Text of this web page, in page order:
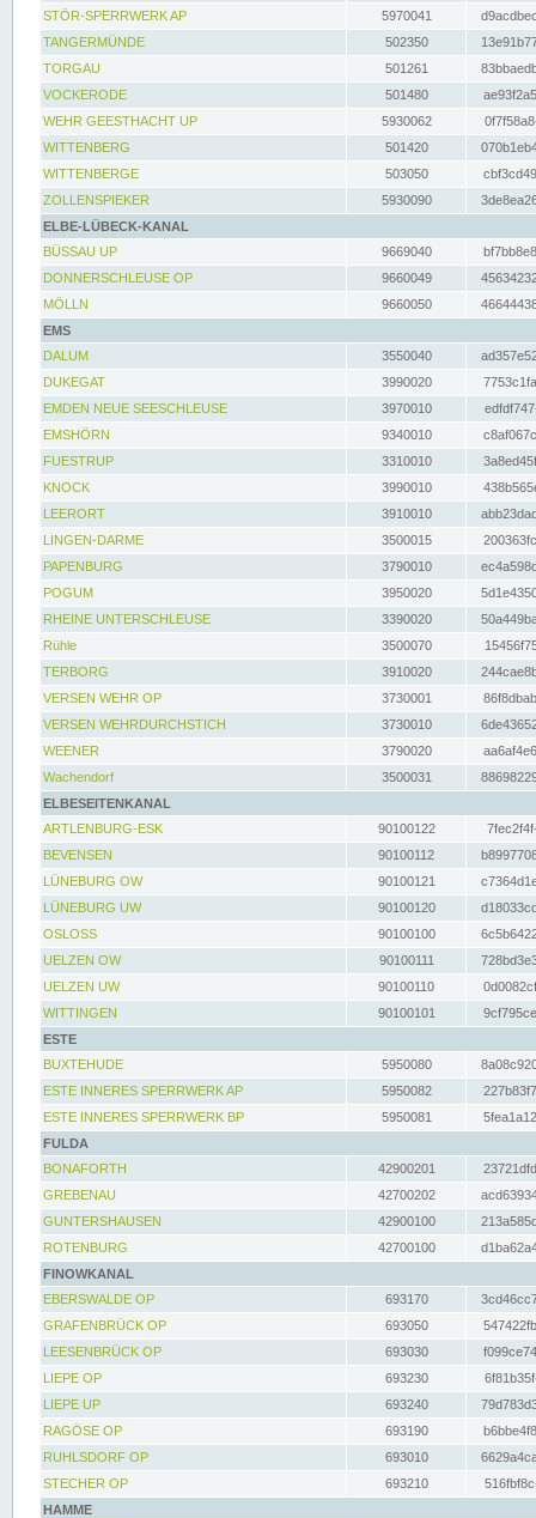
STÖR-SPERRWERK AP 5970041
TANGERMÜNDE
502350
TORGAU
501261
VOCKERODE
501480
WEHR GEESTHACHT UP
5930062
WITTENBERG
501420
WITTENBERGE
503050
ZOLLENSPIEKER
5930090
ELBE-LÜBECK-KANAL
BÜSSAU UP
9669040
DONNERSCHLEUSE OP
9660049
MÖLLN
9660050
EMS
DALUM
3550040
DUKEGAT
3990020
EMDEN NEUE SEESCHLEUSE
3970010
EMSHÖRN
9340010
FUESTRUP
3310010
KNOCK
3990010
LEERORT
3910010
LINGEN-DARME
3500015
PAPENBURG
3790010
POGUM
3950020
RHEINE UNTERSCHLEUSE
3390020
Rühle
3500070
TERBORG
3910020
VERSEN WEHR OP
3730001
VERSEN WEHRDURCHSTICH
3730010
WEENER
3790020
Wachendorf
3500031
ELBESEITENKANAL
ARTLENBURG-ESK
90100122
BEVENSEN
90100112
LÜNEBURG OW
90100121
LÜNEBURG UW
90100120
OSLOSS
90100100
UELZEN OW
90100111
UELZEN UW
90100110
WITTINGEN
90100101
ESTE
BUXTEHUDE
5950080
ESTE INNERES SPERRWERK AP
5950082
ESTE INNERES SPERRWERK BP
5950081
FULDA
BONAFORTH
42900201
GREBENAU
42700202
GUNTERSHAUSEN
42900100
ROTENBURG
42700100
FINOWKANAL
EBERSWALDE OP
693170
GRAFENBRÜCK OP
693050
LEESENBRÜCK OP
693030
LIEPE OP
693230
LIEPE UP
693240
RAGÖSE OP
693190
RUHLSDORF OP
693010
STECHER OP
693210
HAMME